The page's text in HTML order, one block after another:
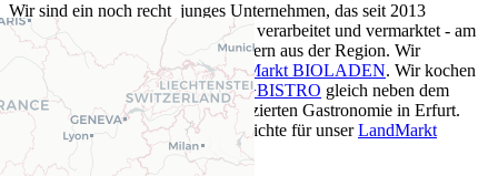
Wir sind ein noch recht junges Unternehmen, das seit 2013
ökologisch erzeugte Lebensmitteln verarbeitet und vermarktet - am
liebsten Produkte von unseren Bauern aus der Region. Wir
vermarkten BIO in unseremLandMarkt BIOLADEN. Wir kochen
und backen im
LandMarkt CAFÈ+BISTRO gleich neben dem
Bioladen in der einizigen biozertifizierten Gastronomie in Erfurt.
Dort kreieren wir auch leckere Gerichte für unserLandMarkt
CATERING